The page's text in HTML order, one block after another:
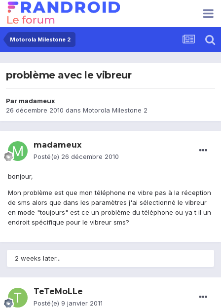
Motorola Milestone 2
problème avec le vibreur
Par madameux
26 décembre 2010 dans Motorola Milestone 2
madameux
Posté(e) 26 décembre 2010
bonjour,
Mon problème est que mon téléphone ne vibre pas à la réception
de sms alors que dans les paramètres j'ai sélectionné le vibreur
en mode "toujours" est ce un problème du téléphone ou ya t il un
endroit spécifique pour le vibreur sms?
2 weeks later...
TeTeMoLLe
Posté(e) 9 janvier 2011